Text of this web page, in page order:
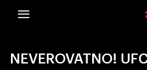
NEVEROVATNO!